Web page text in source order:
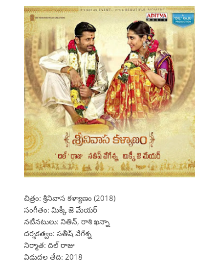
చిత్రం: శ్రీనివాస కళ్యాణం (2018)
సంగీతం: మిక్కీ జె మేయర్
నటీనటులు: నితిన్, రాశి ఖన్నా
దర్శకత్వం: సతీష్ వేగేశ్న
నిర్మాత: దిల్ రాజు
విడుదల తేది: 2018